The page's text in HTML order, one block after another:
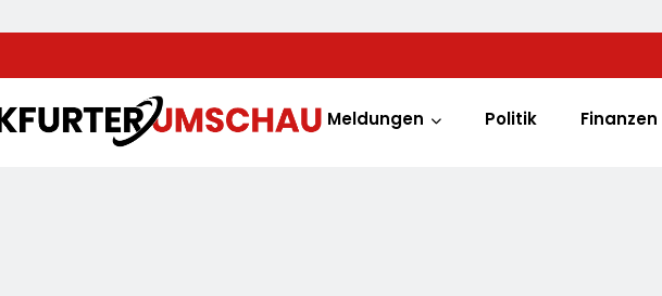
Meldungen Politik Finanzen